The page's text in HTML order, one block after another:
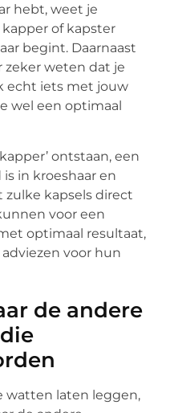
hebt, weet je
of kapster
begint. Daarnaast
zeker weten dat je
echt iets met jouw
wel een optimaal
ontstaan, een
in kroeshaar en
kapsels direct
voor een
optimaal resultaat,
voor hun
de andere
watten laten leggen,